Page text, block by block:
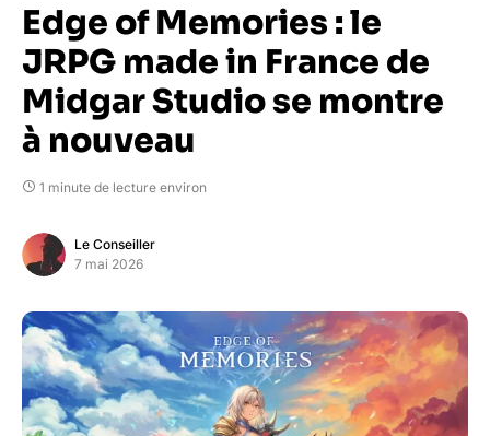
Edge of Memories : le
JRPG made in France de
Midgar Studio se montre
à nouveau
1 minute de lecture environ
Le Conseiller
7 mai 2026